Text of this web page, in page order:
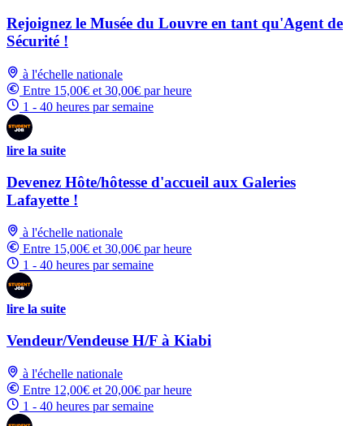
Rejoignez le Musée du Louvre en tant qu'Agent de
Sécurité !
à l'échelle nationale
Entre 15,00€ et 30,00€ par heure
1 - 40 heures par semaine
lire la suite
Devenez Hôte/hôtesse d'accueil aux Galeries
Lafayette !
à l'échelle nationale
Entre 15,00€ et 30,00€ par heure
1 - 40 heures par semaine
lire la suite
Vendeur/Vendeuse H/F à Kiabi
à l'échelle nationale
Entre 12,00€ et 20,00€ par heure
1 - 40 heures par semaine